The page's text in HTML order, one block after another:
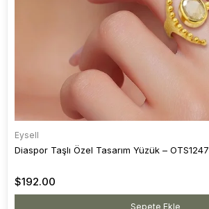
Eysell
Diaspor Taşlı Özel Tasarım Yüzük – OTS1247
$192.00
Sepete Ekle